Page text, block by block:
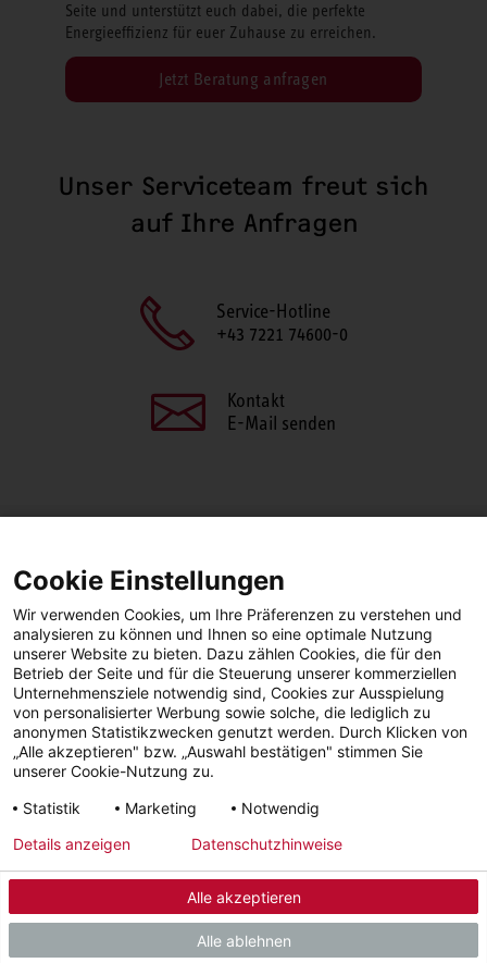
Seite und unterstützt euch dabei, die perfekte
Energieeffizienz für euer Zuhause zu erreichen.
Jetzt Beratung anfragen
Unser Serviceteam freut sich
auf Ihre Anfragen
Service-Hotline
+43 7221 74600-0
Kontakt
E-Mail senden
FacebookLinkedIn
Widerruf
Facebook YouTube LinkedIn
Instagram
© 2026 - STIEBEL ELTRON GmbH & Co. KG (DE)
Cookie Einstellungen
Wir verwenden Cookies, um Ihre Präferenzen zu verstehen und
analysieren zu können und Ihnen so eine optimale Nutzung
unserer Website zu bieten. Dazu zählen Cookies, die für den
Betrieb der Seite und für die Steuerung unserer kommerziellen
Unternehmensziele notwendig sind, Cookies zur Ausspielung
von personalisierter Werbung sowie solche, die lediglich zu
anonymen Statistikzwecken genutzt werden. Durch Klicken von
„Alle akzeptieren" bzw. „Auswahl bestätigen" stimmen Sie
unserer Cookie-Nutzung zu.
Statistik
Marketing Notwendig
Alle akzeptieren
Alle ablehnen
Details anzeigen Datenschutzhinweise